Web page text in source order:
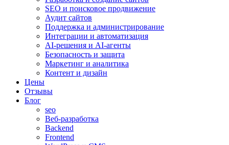
SEO и поисковое продвижение
Аудит сайтов
Поддержка и администрирование
Интеграции и автоматизация
AI-решения и AI-агенты
Безопасность и защита
Маркетинг и аналитика
Контент и дизайн
Цены
Отзывы
Блог
seo
Веб-разработка
Backend
Frontend